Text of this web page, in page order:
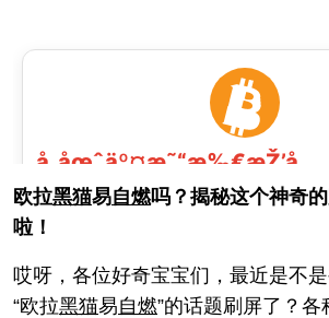
欧拉黑猫易自燃吗？揭秘这个神奇
啦！
哎呀，各位好奇宝宝们，最近是不
“欧拉黑猫易自燃”的话题刷屏了？